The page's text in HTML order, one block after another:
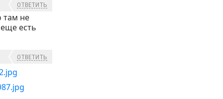
ОТВЕТИТЬ
там не
есть
ОТВЕТИТЬ